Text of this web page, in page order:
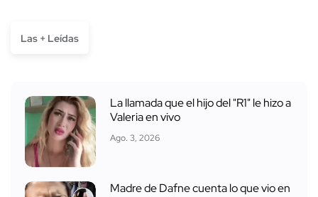
Las + Leídas
La llamada que el hijo del "R1" le hizo a
Valeria en vivo
Ago. 3, 2026
Madre de Dafne cuenta lo que vio en